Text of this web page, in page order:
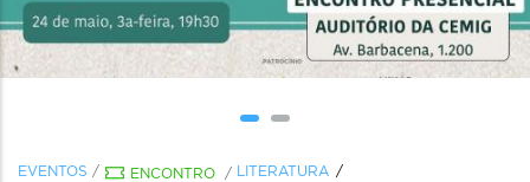
EVENTOS / ENCONTRO /
LITERATURA